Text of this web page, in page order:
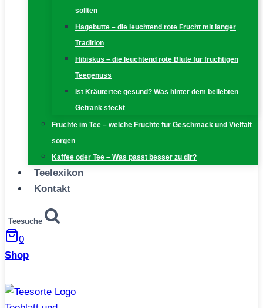
sollten
Hagebutte – die leuchtend rote Frucht mit langer
Tradition
Hibiskus – die leuchtend rote Blüte für fruchtigen
Teegenuss
Ist Kräutertee gesund? Was hinter dem beliebten
Getränk steckt
Früchte im Tee – welche Früchte für Geschmack und Vielfalt
sorgen
Kaffee oder Tee – Was passt besser zu dir?
Teelexikon
Kontakt
Teesuche
0
Shop